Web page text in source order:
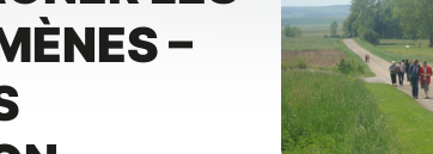
–